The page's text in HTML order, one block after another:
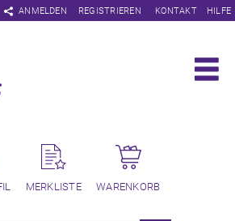
ANMELDEN
Navigation
überspringen
REGISTRIEREN KONTAKT HILFE
MERKLISTE WARENKORB